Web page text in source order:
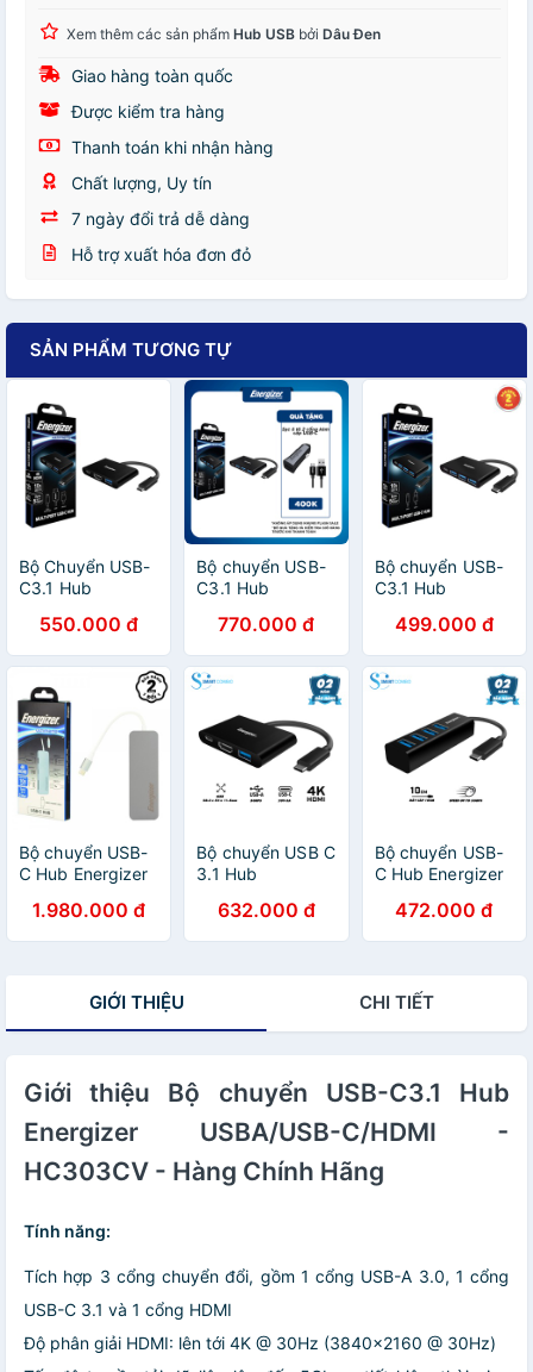
Xem thêm các sản phẩm Hub USB bởi Dâu Đen
Giao hàng toàn quốc
Được kiểm tra hàng
Thanh toán khi nhận hàng
Chất lượng, Uy tín
7 ngày đổi trả dễ dàng
Hỗ trợ xuất hóa đơn đỏ
SẢN PHẨM TƯƠNG TỰ
Bộ Chuyển USB-
C3.1 Hub
USBA/USB-
C/HDMI -
HC303CV
550.000 đ
Bộ chuyển USB-
C3.1 Hub
USBA/USB-
C/HDMI -
HC303CV
770.000 đ
Bộ chuyển USB-
C3.1 Hub
A/1USB-C -
HC304AC
499.000 đ
Bộ chuyển USB-
C Hub Energizer
1.980.000 đ
Bộ chuyển USB C
3.1 Hub
3USBA/1USB
CHC304AC Hàng
632.000 đ
Bộ chuyển USB-
C Hub Energizer
A/1USB-C - Hàng
chính hãng
472.000 đ
GIỚI THIỆU CHI TIẾT
Giới thiệu Bộ chuyển USB-C3.1 Hub
Energizer USBA/USB-C/HDMI -
HC303CV - Hàng Chính Hãng
Tính năng:
Tích hợp 3 cổng chuyển đổi, gồm 1 cổng USB-A 3.0, 1 cổng
USB-C 3.1 và 1 cổng HDMI
Độ phân giải HDMI: lên tới 4K @ 30Hz (3840x2160 @ 30Hz)